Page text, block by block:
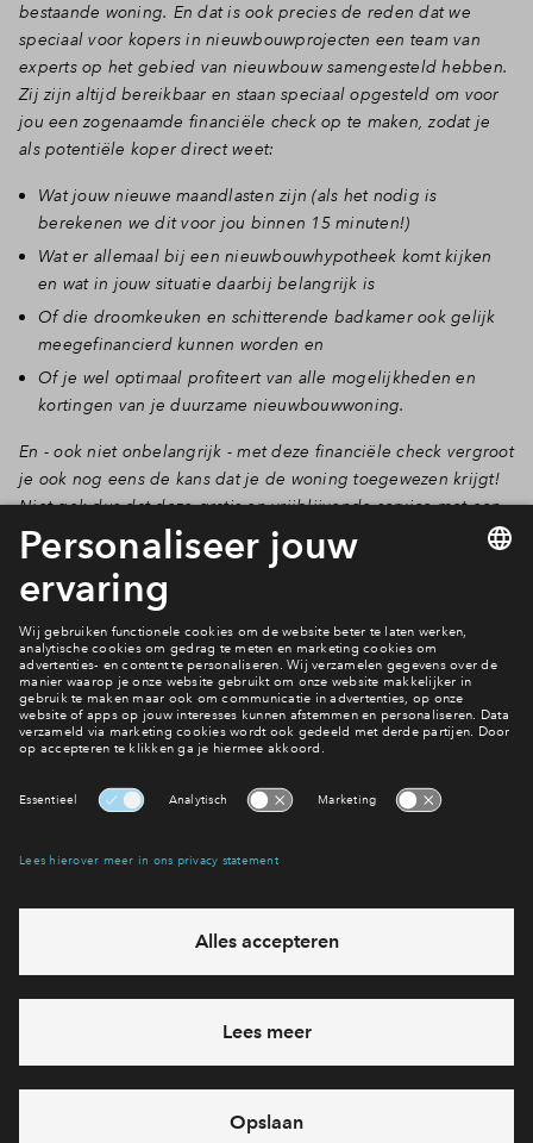
bestaande woning. En dat is ook precies de reden dat we
speciaal voor kopers in nieuwbouwprojecten een team van
experts op het gebied van nieuwbouw samengesteld hebben.
Zij zijn altijd bereikbaar en staan speciaal opgesteld om voor
jou een zogenaamde financiële check op te maken, zodat je
als potentiële koper direct weet:
Wat jouw nieuwe maandlasten zijn (als het nodig is
berekenen we dit voor jou binnen 15 minuten!)
Wat er allemaal bij een nieuwbouwhypotheek komt kijken
en wat in jouw situatie daarbij belangrijk is
Of die droomkeuken en schitterende badkamer ook gelijk
meegefinancierd kunnen worden en
Of je wel optimaal profiteert van alle mogelijkheden en
kortingen van je duurzame nieuwbouwwoning.
En - ook niet onbelangrijk - met deze financiële check vergroot
je ook nog eens de kans dat je de woning toegewezen krijgt!
Niet gek dus dat deze gratis en vrijblijvende service met een
9,3 gewaardeerd wordt door onze klanten!’
Direct een afspraak maken bij Rabobank
Wat is een financiële check precies?
Lees er meer over
eventuele projecten
Ja, ik wil mij aanmelden
Heb je een vraag en wil je direct antwoord? Bel ons op088
71 22 157
6 dagen per week beschikbaar (behalve tijdens